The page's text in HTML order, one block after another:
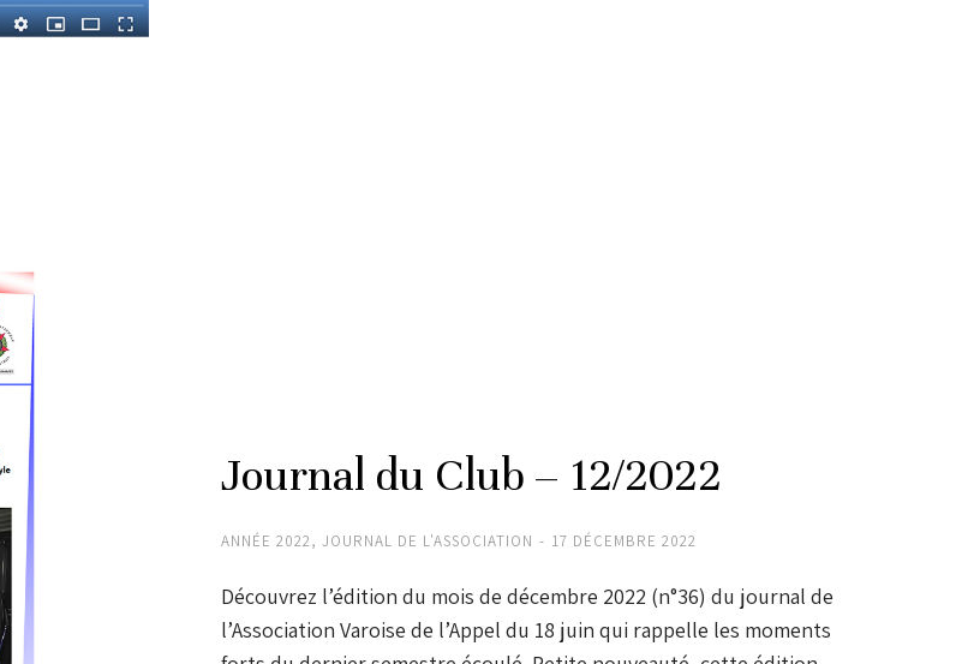
Journal du Club – 12/2022
ANNÉE 2022, JOURNAL DE L'ASSOCIATION 17 DÉCEMBRE 2022
Découvrez l’édition du mois de décembre 2022 (n°36) du journal de
l’Association Varoise de l’Appel du 18 juin qui rappelle les moments